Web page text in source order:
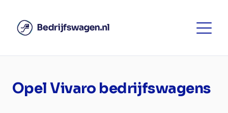
Opel Vivaro bedrijfswagens